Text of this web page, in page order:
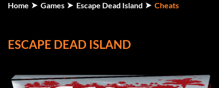
Home Games Escape Dead Island Cheats
ESCAPE DEAD ISLAND